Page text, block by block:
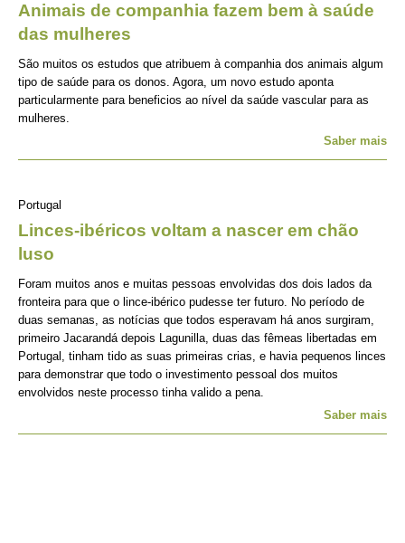
Animais de companhia fazem bem à saúde
das mulheres
São muitos os estudos que atribuem à companhia dos animais algum
tipo de saúde para os donos. Agora, um novo estudo aponta
particularmente para beneficios ao nível da saúde vascular para as
mulheres.
Saber mais
Portugal
Linces-ibéricos voltam a nascer em chão
luso
Foram muitos anos e muitas pessoas envolvidas dos dois lados da
fronteira para que o lince-ibérico pudesse ter futuro. No período de
duas semanas, as notícias que todos esperavam há anos surgiram,
primeiro Jacarandá depois Lagunilla, duas das fêmeas libertadas em
Portugal, tinham tido as suas primeiras crias, e havia pequenos linces
para demonstrar que todo o investimento pessoal dos muitos
envolvidos neste processo tinha valido a pena.
Saber mais